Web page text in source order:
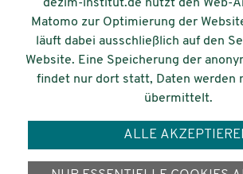
Barrierefreiheit
© 2026 Deutsches Zentrum für
Integrations-
und Migrationsforschung DeZIM e.V.
dezim-institut.de nutzt den Web-
Matomo zur Optimierung der
läuft dabei ausschließlich auf den
Website. Eine Speicherung der
findet nur dort statt, Daten werden
übermittelt.
ALLE